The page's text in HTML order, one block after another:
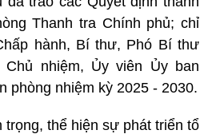
Thanh tra Chính phủ; chỉ
hành, Bí thư, Phó Bí thư
nhiệm, Ủy viên Ủy ban
phòng nhiệm kỳ 2025 - 2030.
thể hiện sự phát triển tổ